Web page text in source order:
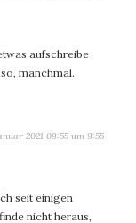
aufschreibe
manchmal.
2021 09:55 um 9:55
seit einigen
nicht heraus,